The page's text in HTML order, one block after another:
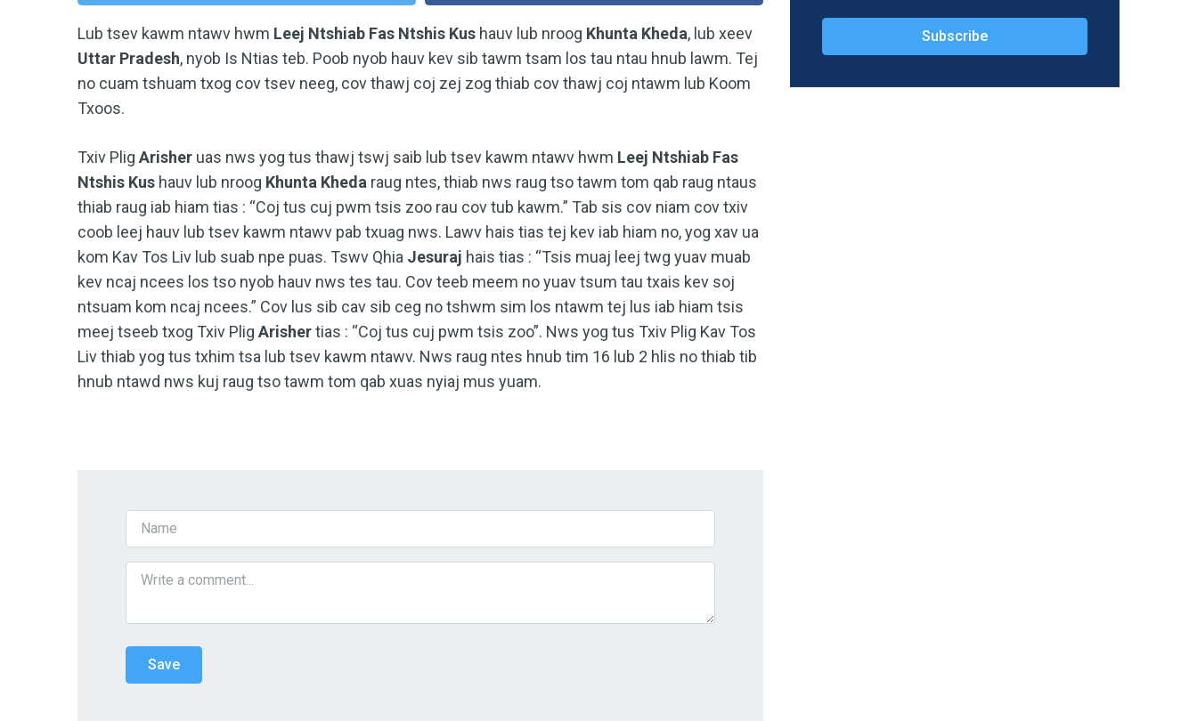
Lub tsev kawm ntawv hwm Leej Ntshiab Fas Ntshis Kus hauv lub nroog Khunta Kheda, lub xeev
Uttar Pradesh, nyob Is Ntias teb. Poob nyob hauv kev sib tawm tsam los tau ntau hnub lawm. Tej
no cuam tshuam txog cov tsev neeg, cov thawj coj zej zog thiab cov thawj coj ntawm lub Koom
Txoos.
Txiv Plig Arisher uas nws yog tus thawj tswj saib lub tsev kawm ntawv hwm Leej Ntshiab Fas
Ntshis Kus hauv lub nroog Khunta Kheda raug ntes, thiab nws raug tso tawm tom qab raug ntaus
thiab raug iab hiam tias : “Coj tus cuj pwm tsis zoo rau cov tub kawm.” Tab sis cov niam cov txiv
coob leej hauv lub tsev kawm ntawv pab txuag nws. Lawv hais tias tej kev iab hiam no, yog xav ua
kom Kav Tos Liv lub suab npe puas. Tswv Qhia Jesuraj hais tias : “Tsis muaj leej twg yuav muab
kev ncaj ncees los tso nyob hauv nws tes tau. Cov teeb meem no yuav tsum tau txais kev soj
ntsuam kom ncaj ncees.” Cov lus sib cav sib ceg no tshwm sim los ntawm tej lus iab hiam tsis
meej tseeb txog Txiv Plig Arishertias : “Coj tus cuj pwm tsis zoo”. Nws yog tus Txiv Plig Kav Tos
Liv thiab yog tus txhim tsa lub tsev kawm ntawv. Nws raug ntes hnub tim 16 lub 2 hlis no thiab tib
hnub ntawd nws kuj raug tso tawm tom qab xuas nyiaj mus yuam.